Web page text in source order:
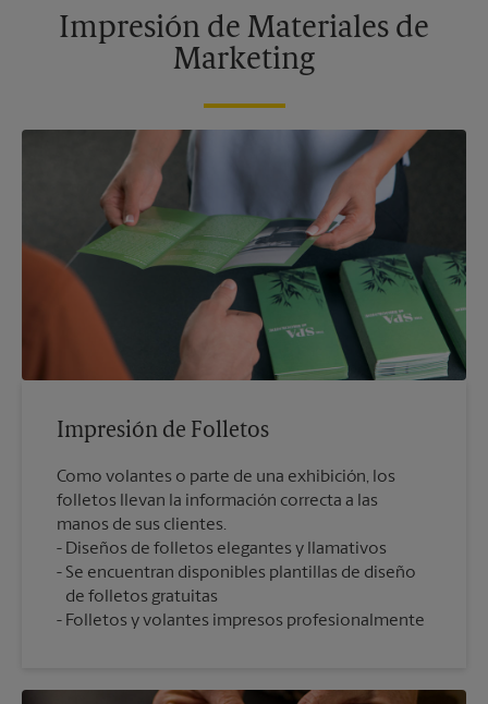
Impresión de Materiales de
Marketing
Impresión de Folletos
Como volantes o parte de una exhibición, los
folletos llevan la información correcta a las
manos de sus clientes.
Diseños de folletos elegantes y llamativos
Se encuentran disponibles plantillas de diseño
de folletos gratuitas
Folletos y volantes impresos profesionalmente